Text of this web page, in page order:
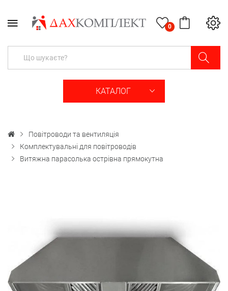
0
КАТАЛОГ
Повітроводи та вентиляція
Комплектувальні для повітроводів
Витяжна парасолька острівна прямокутна